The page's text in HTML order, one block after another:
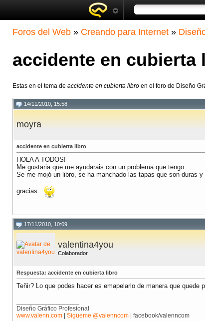
Foros del Web » Creando para Internet »
accidente en cubierta
Estas en el tema de accidente en cubierta libro en el foro de Diseño
14/11/2010, 15:58
moyra
accidente en cubierta libro
HOLA A TODOS!
Me gustaria que me ayudarais con un problema que tengo
Se me mojó un libro, se ha manchado las tapas que son duras
gracias:
17/11/2010, 10:09
valentina4you
Colaborador
Respuesta: accidente en cubierta libro
Teñir? Lo que podes hacer es emapelarlo de manera que
Diseño Gráfico Profesional
www.valenn.com
Sigueme @valenncom | facebook/valenncom